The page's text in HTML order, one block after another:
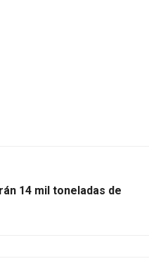
14 mil toneladas de